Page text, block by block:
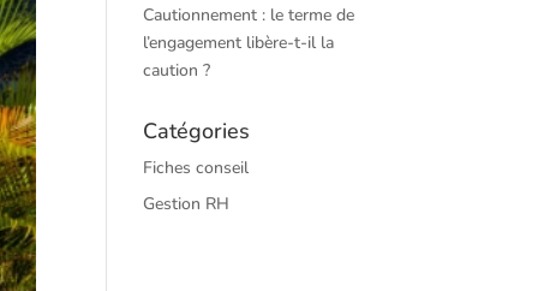
Cautionnement : le terme de
l’engagement libère-t-il la
caution ?
Catégories
Fiches conseil
Gestion RH